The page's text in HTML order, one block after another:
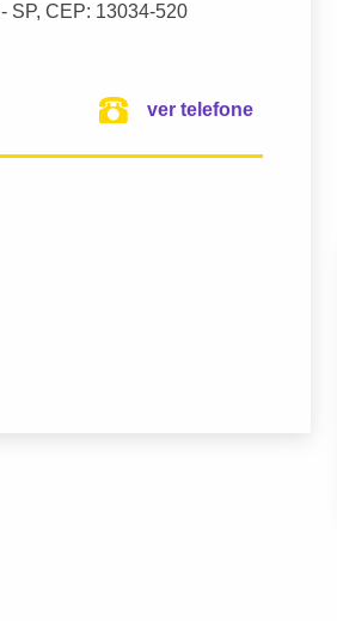
- SP, CEP: 13034-520
ver telefone